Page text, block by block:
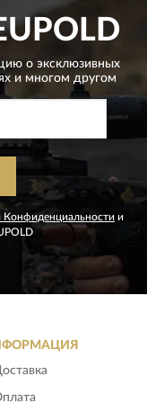
о эксклюзивных
и многом другом
Конфиденциальности и